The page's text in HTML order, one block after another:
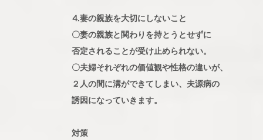
⒋妻の親族を大切にしないこと
〇妻の親族と関わりを持とうとせずに
否定されることが受け止められない。
〇夫婦それぞれの価値観や性格の違いが、
２人の間に溝ができてしまい、夫源病の
誘因になっていきます。
対策